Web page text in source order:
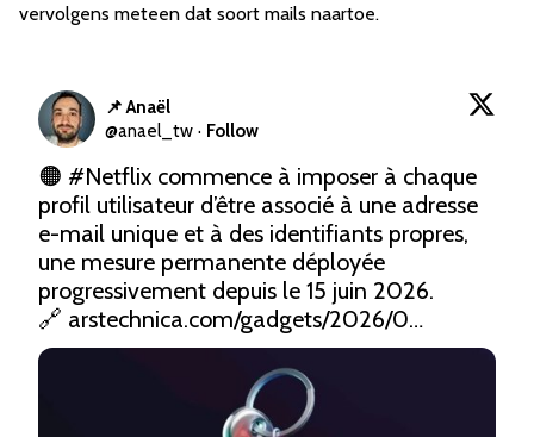
vervolgens meteen dat soort mails naartoe.
📌 Anaël
@anael_tw · Follow
🟠 #Netflix commence à imposer à chaque
profil utilisateur d’être associé à une adresse
e-mail unique et à des identifiants propres,
une mesure permanente déployée
progressivement depuis le 15 juin 2026.
🔗 arstechnica.com/gadgets/2026/0…